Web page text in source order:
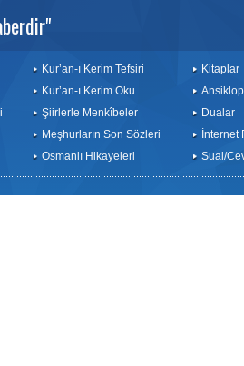
Kur’an-ı Kerim Tefsiri
Kur’an-ı Kerim Oku
Şiirlerle Menkîbeler
Meşhurların Son Sözleri
Osmanlı Hikayeleri
Kitaplar
Dualar
İnternet
Sual/